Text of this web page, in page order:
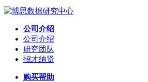
公司介绍
公司介绍
研究团队
招才纳贤
购买帮助